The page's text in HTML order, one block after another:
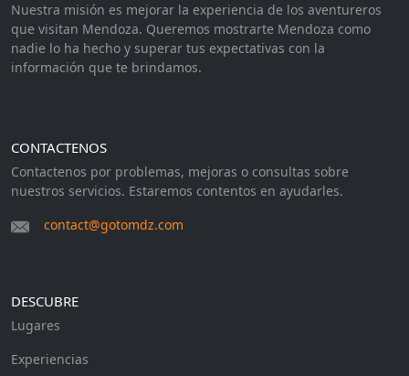
Nuestra misión es mejorar la experiencia de los aventureros
que visitan Mendoza. Queremos mostrarte Mendoza como
nadie lo ha hecho y superar tus expectativas con la
información que te brindamos.
CONTACTENOS
Contactenos por problemas, mejoras o consultas sobre
nuestros servicios. Estaremos contentos en ayudarles.
contact@gotomdz.com
DESCUBRE
Lugares
Experiencias